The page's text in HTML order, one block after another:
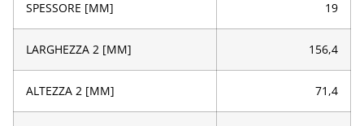
SPESSORE [MM] 19
LARGHEZZA 2 [MM] 156,4
ALTEZZA 2 [MM] 71,4